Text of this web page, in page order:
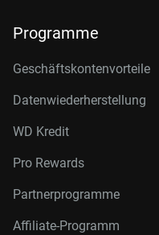
Programme
Geschäftskontenvorteile
Datenwiederherstellung
WD Kredit
Pro Rewards
Partnerprogramme
Affiliate-Programm